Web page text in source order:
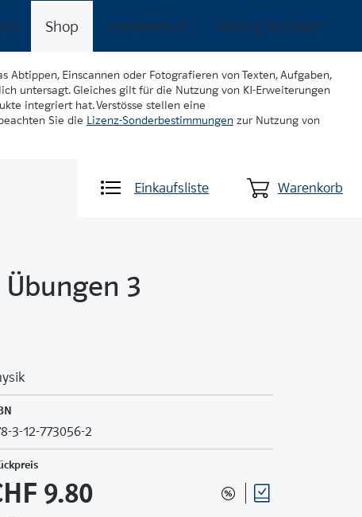
Shop meinklett.ch Hilfe & Kontakt
Einscannen oder Fotografieren von Texten, Aufgaben,
untersagt. Gleiches gilt für die Nutzung von KI-Erweiterungen
integriert hat. Verstösse stellen eine
Sie die Lizenz-Sonderbestimmungen zur Nutzung von
Einkaufsliste Warenkorb
3
3-12-773056-2
9.80